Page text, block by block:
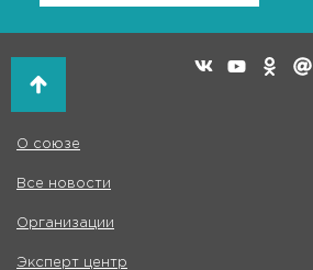
О союзе
Все новости
Организации
Эксперт центр